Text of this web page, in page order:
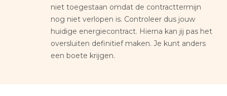
niet toegestaan omdat de contracttermijn
nog niet verlopen is. Controleer dus jouw
huidige energiecontract. Hierna kan jij pas het
oversluiten definitief maken. Je kunt anders
een boete krijgen.